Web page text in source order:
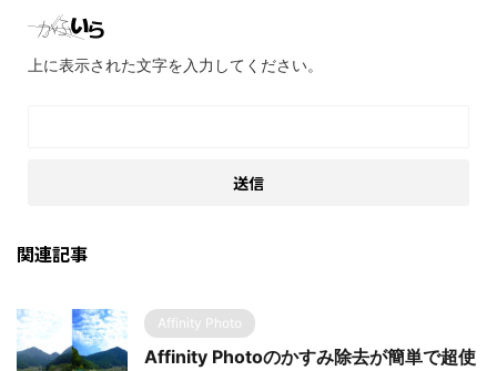
上に表示された文字を入力してください。
関連記事
Affinity Photo
Affinity Photoのかすみ除去が簡単で超使